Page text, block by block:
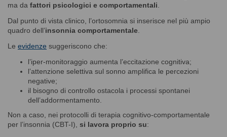
ma da fattori psicologici e comportamentali
Dal punto di vista clinico, l’ortosomnia si inserisce nel più ampio
quadro dell’insonnia comportamentale
Le evidenze suggeriscono che:
l’iper-monitoraggio aumenta l’eccitazione cognitiva;
l’attenzione selettiva sul sonno amplifica le percezioni
negative;
il bisogno di controllo ostacola i processi spontanei
dell’addormentamento.
Non a caso, nei protocolli di terapia cognitivo-comportamentale
per l’insonnia (CBT-I), si lavora proprio su: